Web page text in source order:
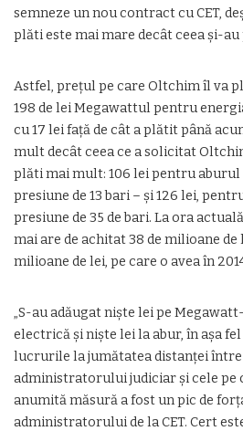
semneze un nou contract cu CET,
plăti este mai mare decât ceea şi-au
Astfel, preţul pe care Oltchim îl va
198 de lei Megawattul pentru
cu 17 lei faţă de cât a plătit până
mult decât ceea ce a solicitat
plăti mai mult: 106 lei pentru
presiune de 13 bari – şi 126 lei,
presiune de 35 de bari. La ora
mai are de achitat 38 de milioane de
milioane de lei, pe care o avea în
„S-au adăugat nişte lei pe
electrică şi nişte lei la abur, în aşa fel
lucrurile la jumătatea distanţei
administratorului judiciar și cele
anumită măsură a fost un pic de
administratorului de la CET. Cert